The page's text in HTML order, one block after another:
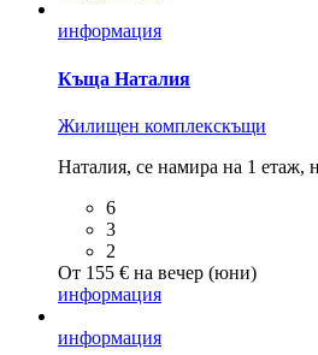
информация
Къща Наталия
Жилищен комплекскъщи
Наталия, се намира на 1 етаж,
6
3
2
От 155 € на вечер (юни)
информация
информация